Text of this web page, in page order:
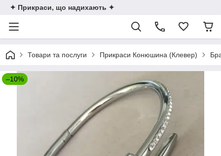
✦ Прикраси, що надихають ✦
Товари та послуги Прикраси Конюшина (Клевер)
–10%